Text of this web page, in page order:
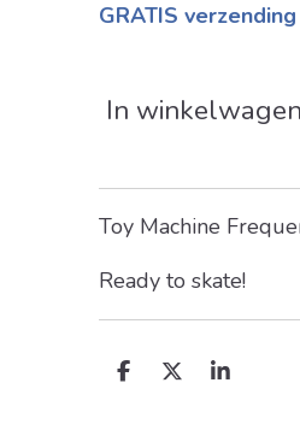
GRATIS verzending
In winkelwagen
Toy Machine
Ready to skate!
D
D
S